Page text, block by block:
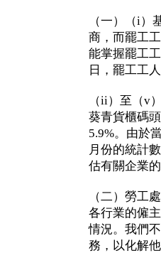
（一）（i）
商，而罷工
能掌握罷工
日，罷工工
（ii）至（v
葵青貨櫃碼
5.9%。由於
月份的統計
估有關企業
（二）勞工
各行業的僱
情況。我們
務，以化解